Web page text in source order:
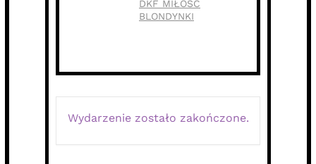
DKF MIŁOŚC
BLONDYNKI
Wydarzenie zostało zakończone.